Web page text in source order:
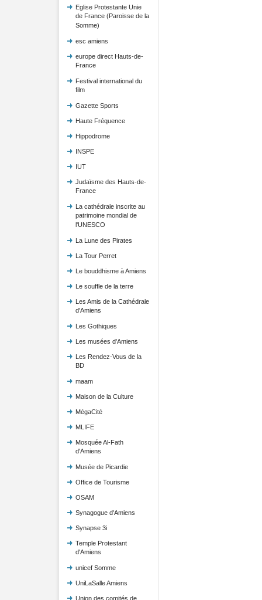
Eglise Protestante Unie
de France (Paroisse de la
Somme)
esc amiens
europe direct Hauts-de-
France
Festival international du
film
Gazette Sports
Haute Fréquence
Hippodrome
INSPE
IUT
Judaïsme des Hauts-de-
France
La cathédrale inscrite au
patrimoine mondial de
l'UNESCO
La Lune des Pirates
La Tour Perret
Le bouddhisme à Amiens
Le souffle de la terre
Les Amis de la Cathédrale
d'Amiens
Les Gothiques
Les musées d'Amiens
Les Rendez-Vous de la
BD
maam
Maison de la Culture
MégaCité
MLIFE
Mosquée Al-Fath
d'Amiens
Musée de Picardie
Office de Tourisme
OSAM
Synagogue d'Amiens
Synapse 3i
Temple Protestant
d'Amiens
unicef Somme
UniLaSalle Amiens
Union des comités de